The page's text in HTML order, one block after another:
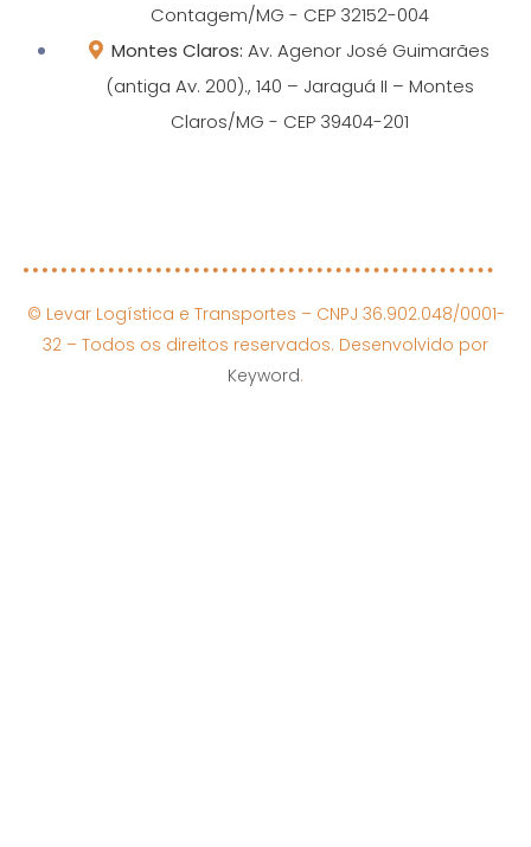
Contagem/MG - CEP 32152-004
Montes Claros: Av. Agenor José Guimarães
(antiga Av. 200)., 140 – Jaraguá II – Montes
Claros/MG - CEP 39404-201
© Levar Logística e Transportes – CNPJ 36.902.048/0001-
32 – Todos os direitos reservados. Desenvolvido por
Keyword.